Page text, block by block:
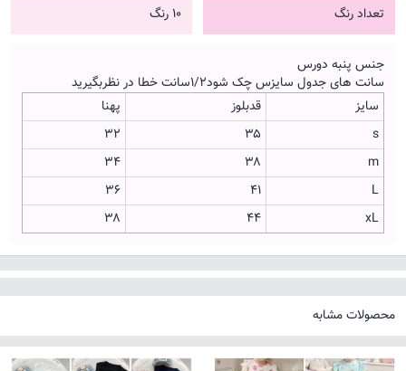
تعداد رنگ 10 رنگ
جنس پنبه دورس
سانت های جدول سایزس چک شود۱/۲سانت خطا در نظربگیرید
سایز
قدبلوز
پهنا
s
۳۵
۳۲
m
۳۸
۳۴
L
۴۱
۳۶
xL
۴۴ ۳۸
محصولات مشابه